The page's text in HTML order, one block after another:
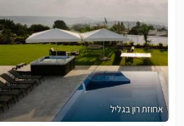
אחוזת רון בגליל